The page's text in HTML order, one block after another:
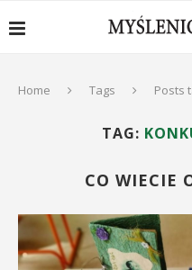
Home Tags Posts
TAG:
CO WIECIE